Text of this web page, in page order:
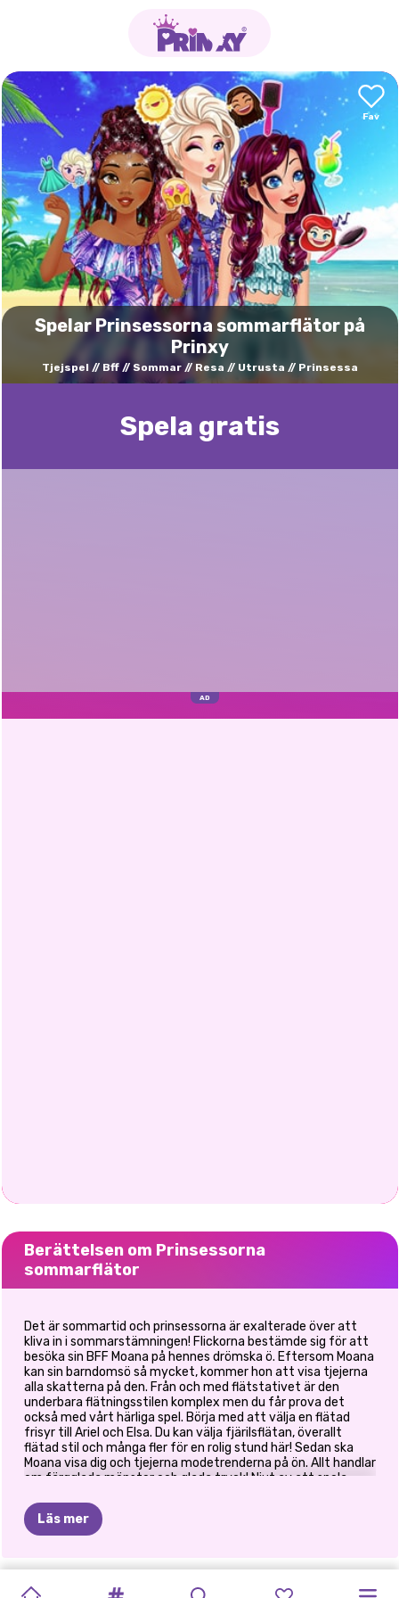
Spelar Prinsessorna sommarflätor på
Prinxy
Tjejspel Bff Sommar Resa Utrusta Prinsessa
Spela gratis
Berättelsen om Prinsessorna
sommarflätor
Det är sommartid och prinsessorna är exalterade över att
kliva in i sommarstämningen! Flickorna bestämde sig för att
besöka sin BFF Moana på hennes drömska ö. Eftersom Moana
kan sin barndomsö så mycket, kommer hon att visa tjejerna
alla skatterna på den. Från och med flätstativet är den
underbara flätningsstilen komplex men du får prova det
också med vårt härliga spel. Börja med att välja en flätad
frisyr till Ariel och Elsa. Du kan välja fjärilsflätan, överallt
flätad stil och många fler för en rolig stund här! Sedan ska
Moana visa dig och tjejerna modetrenderna på ön. Allt handlar
om färgglada mönster och glada tryck! Njut av att spela
Läs mer
PRINSESSORNA
SYSTRAR
ELIZAS PRINCESS BLONDINER